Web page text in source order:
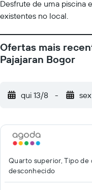
Desfrute de uma piscina
existentes no local.
Ofertas mais
Pajajaran Bogor
qui 13/8 -
Quarto superior, Tipo de
desconhecido